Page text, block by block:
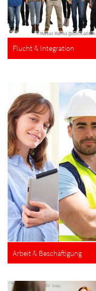
© Markus Mainka
Flucht & Integration
Arbeit & Beschäftigung